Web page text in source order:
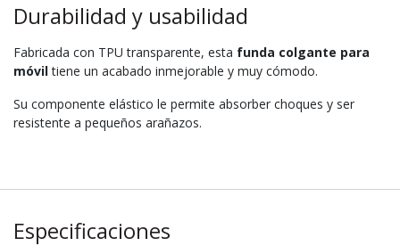
Durabilidad y usabilidad
Fabricada con TPU transparente, esta funda colgante para
móviltiene un acabado inmejorable y muy cómodo.
Su componente elástico le permite absorber choques y ser
resistente a pequeños arañazos.
Especificaciones